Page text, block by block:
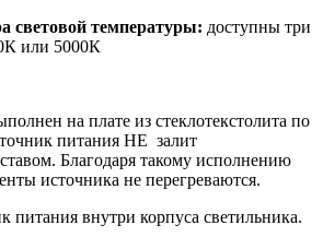
световой температуры: доступны три
или 5000К
на плате из стеклотекстолита по
питания НЕ залит
Благодаря такому исполнению
источника не перегреваются.
питания внутри корпуса светильника.